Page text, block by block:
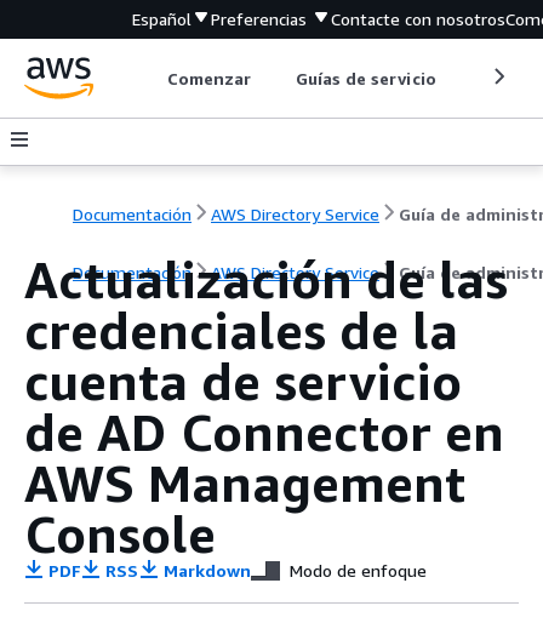
Español Preferencias Contacte con nosotros
Comenzar Guías de servicio
Documentación AWS Directory Service
Documentación AWS Directory Service Guía de
Actualización de las
credenciales de la
cuenta de servicio
de AD Connector en
AWS Management
Console
PDF RSS Markdown Modo de enfoque